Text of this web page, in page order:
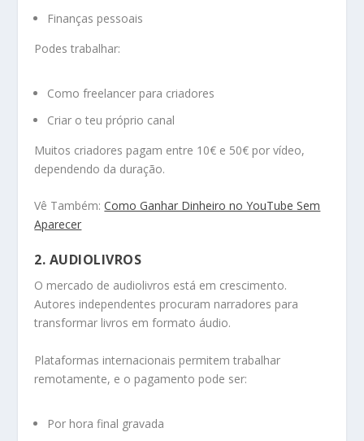
Finanças pessoais
Podes trabalhar:
Como freelancer para criadores
Criar o teu próprio canal
Muitos criadores pagam entre 10€ e 50€ por vídeo,
dependendo da duração.
Vê Também:Como Ganhar Dinheiro no YouTube Sem
Aparecer
2. AUDIOLIVROS
O mercado de audiolivros está em crescimento.
Autores independentes procuram narradores para
transformar livros em formato áudio.
Plataformas internacionais permitem trabalhar
remotamente, e o pagamento pode ser:
Por hora final gravada